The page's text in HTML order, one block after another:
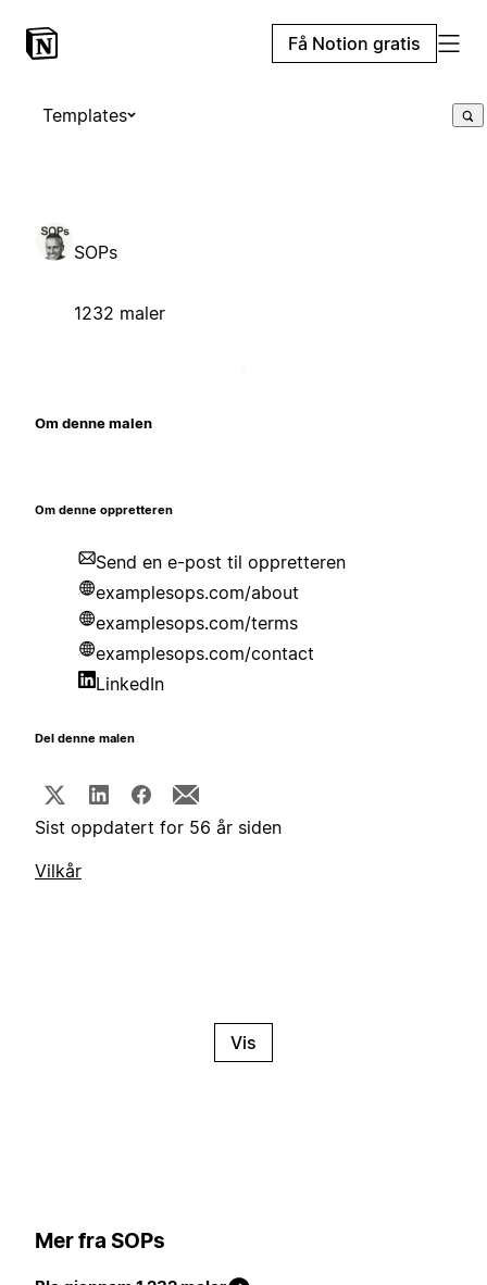
Få Notion gratis
Templates
SOPs
1232 maler
Om denne malen
Om denne oppretteren
Send en e-post til oppretteren
examplesops.com/about
examplesops.com/terms
examplesops.com/contact
LinkedIn
Del denne malen
Sist oppdatert for 56 år siden
Vilkår
Vis
Mer fra SOPs